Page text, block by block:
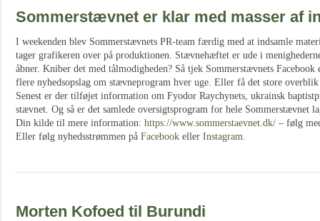
Sommerstævnet er klar med masser af
I weekenden blev Sommerstævnets PR-team færdig med at indsamle
tager grafikeren over på produktionen. Stævnehæftet er ude i
åbner. Kniber det med tålmodigheden? Så tjek Sommerstævnets
flere nyhedsopslag om stævneprogram hver uge. Eller få det store
Senest er der tilføjet information om Fyodor Raychynets, ukrainsk
stævnet. Og så er det samlede oversigtsprogram for hele Sommerstævnet
Din kilde til mere information: https://www.sommerstaevnet.dk/ – følg
Eller følg nyhedsstrømmen på Facebook eller Instagram.
Morten Kofoed til Burundi